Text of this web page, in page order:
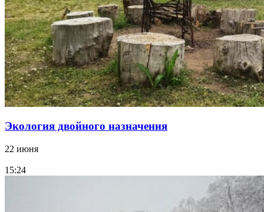
Экология двойного назначения
22 июня
15:24